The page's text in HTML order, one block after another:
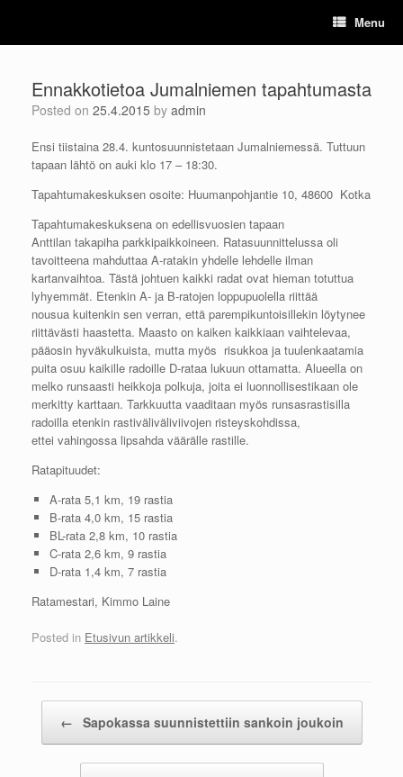
content
Menu
Ennakkotietoa Jumalniemen tapahtumasta
Posted on 25.4.2015 by admin
Ensi tiistaina 28.4. kuntosuunnistetaan Jumalniemessä. Tuttuun
tapaan lähtö on auki klo 17 – 18:30.
Tapahtumakeskuksen osoite: Huumanpohjantie 10, 48600 Kotka
Tapahtumakeskuksena on edellisvuosien tapaan
Anttilan takapiha parkkipaikkoineen. Ratasuunnittelussa oli
tavoitteena mahduttaa A-ratakin yhdelle lehdelle ilman
kartanvaihtoa. Tästä johtuen kaikki radat ovat hieman totuttua
lyhyemmät. Etenkin A- ja B-ratojen loppupuolella riittää
nousua kuitenkin sen verran, että parempikuntoisillekin löytynee
riittävästi haastetta. Maasto on kaiken kaikkiaan vaihtelevaa,
pääosin hyväkulkuista, mutta myös risukkoa ja tuulenkaatamia
puita osuu kaikille radoille D-rataa lukuun ottamatta. Alueella on
melko runsaasti heikkoja polkuja, joita ei luonnollisestikaan ole
merkitty karttaan. Tarkkuutta vaaditaan myös runsasrastisilla
radoilla etenkin rastiväliväliviivojen risteyskohdissa,
ettei vahingossa lipsahda väärälle rastille.
Ratapituudet:
A-rata 5,1 km, 19 rastia
B-rata 4,0 km, 15 rastia
BL-rata 2,8 km, 10 rastia
C-rata 2,6 km, 9 rastia
D-rata 1,4 km, 7 rastia
Ratamestari, Kimmo Laine
Posted in Etusivun artikkeli.
← Sapokassa suunnistettiin sankoin joukoin